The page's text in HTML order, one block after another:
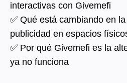
interactivas con Givemefi
✅ Qué está cambiando en
publicidad en espacios
✅ Por qué Givemefi es la
ya no funciona